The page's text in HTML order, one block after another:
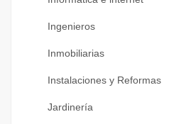
Ingenieros
Inmobiliarias
Instalaciones y Reformas
Jardinería